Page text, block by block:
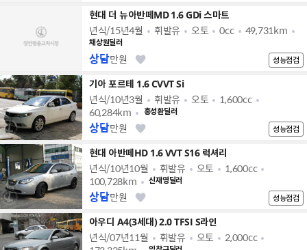
현대 더 뉴아반떼MD 1.6 GDi 스마트
년식/15년4월 휘발유 오토 0cc 49,731km
채상원딜러
성능점검
상담만원
기아 포르테 1.6 CVVT Si
년식/10년3월 휘발유 오토
1,600cc
60,284km
홍성환딜러
성능점검
상담만원
현대 아반떼HD 1.6 VVT S16 럭셔리
년식/10년10월 휘발유 오토
1,600cc
100,728km
신재영딜러
성능점검
상담만원
아우디 A4(3세대) 2.0 TFSI S라인
년식/07년11월 휘발유 오토
2,000cc